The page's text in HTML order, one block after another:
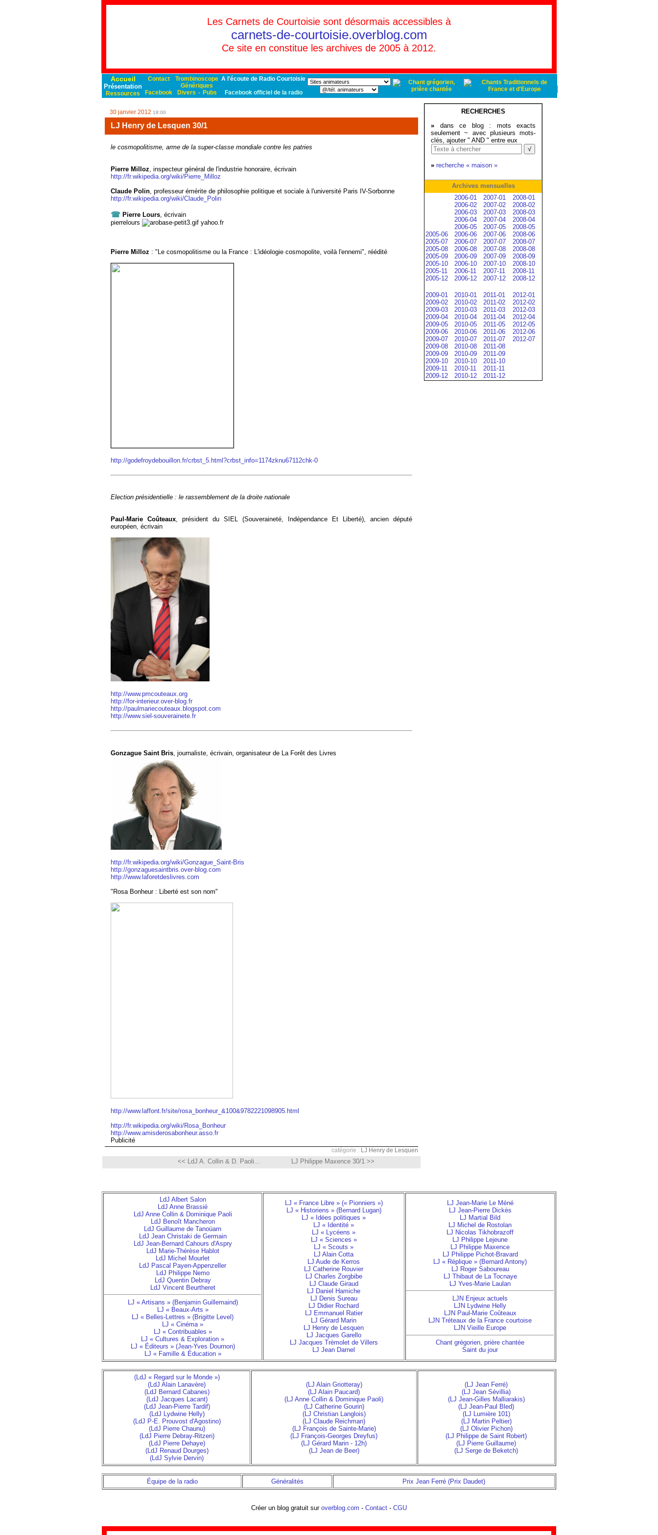
Les Carnets de Courtoisie sont désormais accessibles à
carnets-de-courtoisie.overblog.com
Ce site en constitue les archives de 2005 à 2012.
Accueil
Présentation
Ressources
Contact
Facebook
Trombinoscope
Génériques
Divers - Pubs
A l'écoute de Radio Courtoisie
Facebook officiel de la radio
30 janvier 2012 18:00
LJ Henry de Lesquen 30/1
le cosmopolitisme, arme de la super-classe mondiale contre les patries
Pierre Milloz, inspecteur général de l'industrie honoraire, écrivain
http://fr.wikipedia.org/wiki/Pierre_Milloz
Claude Polin, professeur émérite de philosophie politique et sociale à l'université Paris IV-Sorbonne
http://fr.wikipedia.org/wiki/Claude_Polin
☎ Pierre Lours, écrivain
pierrelours
yahoo.fr
Pierre Milloz : "Le cosmopolitisme ou la France : L'idéologie cosmopolite, voilà l'ennemi", réédité
http://godefroydebouillon.fr/crbst_5.html?crbst_info=1174zknu67112chk-0
Election présidentielle : le rassemblement de la droite nationale
Paul-Marie Coûteaux, président du SIEL (Souveraineté, Indépendance Et Liberté), ancien député
européen, écrivain
http://www.pmcouteaux.org
http://for-interieur.over-blog.fr
http://paulmariecouteaux.blogspot.com
http://www.siel-souverainete.fr
Gonzague Saint Bris , journaliste, écrivain, organisateur de La Forêt des Livres
http://fr.wikipedia.org/wiki/Gonzague_Saint-Bris
http://gonzaguesaintbris.over-blog.com
http://www.laforetdeslivres.com
"Rosa Bonheur : Liberté est son nom"
http://www.laffont.fr/site/rosa_bonheur_&100&9782221098905.html
http://fr.wikipedia.org/wiki/Rosa_Bonheur
http://www.amisderosabonheur.asso.fr
Publicité
catégorie : LJ Henry de Lesquen
<< LdJ A. Collin & D. Paoli... LJ Philippe Maxence 30/1 >>
RECHERCHES
» dans ce blog : mots exacts
seulement ~ avec plusieurs mots-
clés, ajouter " AND " entre eux
» recherche « maison »
Archives mensuelles
2005-06
2005-07
2005-08
2005-09
2005-10
2005-11
2005-12
2006-01
2006-02
2006-03
2006-04
2006-05
2006-06
2006-07
2006-08
2006-09
2006-10
2006-11
2006-12
2007-01
2007-02
2007-03
2007-04
2007-05
2007-06
2007-07
2007-08
2007-09
2007-10
2007-11
2007-12
2008-01
2008-02
2008-03
2008-04
2008-05
2008-06
2008-07
2008-08
2008-09
2008-10
2008-11
2008-12
2009-01
2009-02
2009-03
2009-04
2009-05
2009-06
2009-07
2009-08
2009-09
2009-10
2009-11
2009-12
2010-01
2010-02
2010-03
2010-04
2010-05
2010-06
2010-07
2010-08
2010-09
2010-10
2010-11
2010-12
2011-01
2011-02
2011-03
2011-04
2011-05
2011-06
2011-07
2011-08
2011-09
2011-10
2011-11
2011-12
2012-01
2012-02
2012-03
2012-04
2012-05
2012-06
2012-07
LdJ Albert Salon
LdJ Anne Brassié
LdJ Anne Collin & Dominique Paoli
LdJ Benoît Mancheron
LdJ Guillaume de Tanoüarn
LdJ Jean Christaki de Germain
LdJ Jean-Bernard Cahours d'Aspry
LdJ Marie-Thérèse Hablot
LdJ Michel Mourlet
LdJ Pascal Payen-Appenzeller
LdJ Philippe Nemo
LdJ Quentin Debray
LdJ Vincent Beurtheret
LJ « Artisans » (Benjamin Guillemaind)
LJ « Beaux-Arts »
LJ « Belles-Lettres » (Brigitte Level)
LJ « Cinéma »
LJ « Contribuables »
LJ « Cultures & Exploration »
LJ « Éditeurs » (Jean-Yves Dournon)
LJ « Famille & Éducation »
LJ « France Libre » (« Pionniers »)
LJ « Historiens » (Bernard Lugan)
LJ « Idées politiques »
LJ « Identité »
LJ « Lycéens »
LJ « Sciences »
LJ « Scouts »
LJ Alain Cotta
LJ Aude de Kerros
LJ Catherine Rouvier
LJ Charles Zorgbibe
LJ Claude Giraud
LJ Daniel Hamiche
LJ Denis Sureau
LJ Didier Rochard
LJ Emmanuel Ratier
LJ Gérard Marin
LJ Henry de Lesquen
LJ Jacques Garello
LJ Jacques Trémolet de Villers
LJ Jean Darnel
LJ Jean-Marie Le Méné
LJ Jean-Pierre Dickès
LJ Martial Bild
LJ Michel de Rostolan
LJ Nicolas Tikhobrazoff
LJ Philippe Lejeune
LJ Philippe Maxence
LJ Philippe Pichot-Bravard
LJ « Réplique » (Bernard Antony)
LJ Roger Saboureau
LJ Thibaut de La Tocnaye
LJ Yves-Marie Laulan
LJN Enjeux actuels
LJN Lydwine Helly
LJN Paul-Marie Coûteaux
LJN Tréteaux de la France courtoise
LJN Vieille Europe
Chant grégorien, prière chantée
Saint du jour
(LdJ « Regard sur le Monde »)
(LdJ Alain Lanavère)
(LdJ Bernard Cabanes)
(LdJ Jacques Lacant)
(LdJ Jean-Pierre Tardif)
(LdJ Lydwine Helly)
(LdJ P-E. Prouvost d'Agostino)
(LdJ Pierre Chaunu)
(LdJ Pierre Debray-Ritzen)
(LdJ Pierre Dehaye)
(LdJ Renaud Dourges)
(LdJ Sylvie Dervin)
(LJ Alain Griotteray)
(LJ Alain Paucard)
(LJ Anne Collin & Dominique Paoli)
(LJ Catherine Gourin)
(LJ Christian Langlois)
(LJ Claude Reichman)
(LJ François de Sainte-Marie)
(LJ François-Georges Dreyfus)
(LJ Gérard Marin - 12h)
(LJ Jean de Beer)
(LJ Jean Ferré)
(LJ Jean Sévillia)
(LJ Jean-Gilles Malliarakis)
(LJ Jean-Paul Bled)
(LJ Lumière 101)
(LJ Martin Peltier)
(LJ Olivier Pichon)
(LJ Philippe de Saint Robert)
(LJ Pierre Guillaume)
(LJ Serge de Beketch)
Équipe de la radio Généralités Prix Jean Ferré (Prix Daudet)
Créer un blog gratuit sur overblog.com - Contact - CGU